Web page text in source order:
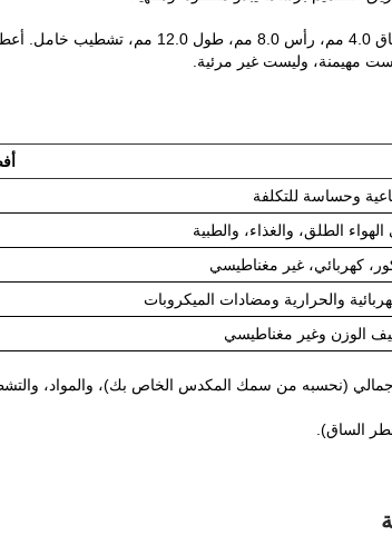
لقد قمنا بتزويد رأس المقلاة المصنوعة من الفولاذ المقاوم للصدأ بمسامير صلبة - ساق 4.0 مم، رأس 8.0 مم، طول 12.0 مم،
مهيمنة، وليست غير مرئية.
وحساسة للتكلفة
الطلق، والغذاء، والطبية
كهربائي، غير مغناطيسي
والحرارية ومضادات الميكروبات
الوزن وغير مغناطيسي